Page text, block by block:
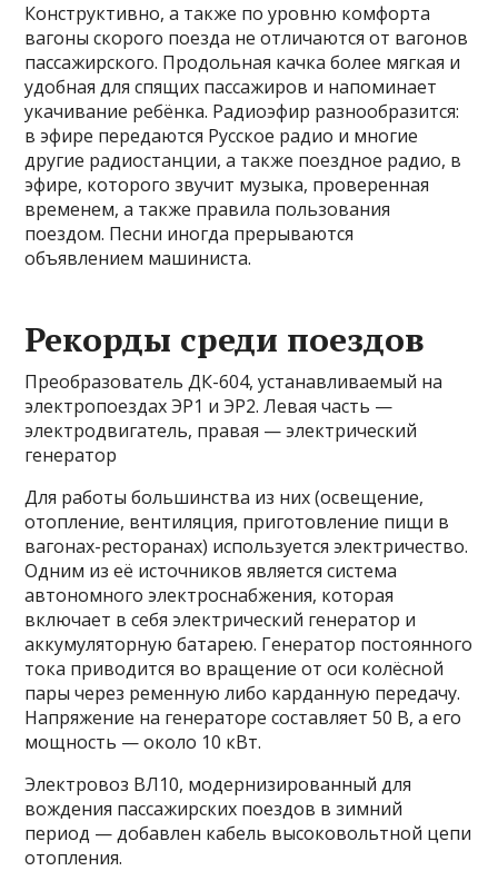
Конструктивно, а также по уровню комфорта
вагоны скорого поезда не отличаются от вагонов
пассажирского. Продольная качка более мягкая и
удобная для спящих пассажиров и напоминает
укачивание ребёнка. Радиоэфир разнообразится:
в эфире передаются Русское радио и многие
другие радиостанции, а также поездное радио, в
эфире, которого звучит музыка, проверенная
временем, а также правила пользования
поездом. Песни иногда прерываются
объявлением машиниста.
Рекорды среди поездов
Преобразователь ДК-604, устанавливаемый на
электропоездах ЭР1 и ЭР2. Левая часть —
электродвигатель, правая — электрический
генератор
Для работы большинства из них (освещение,
отопление, вентиляция, приготовление пищи в
вагонах-ресторанах) используется электричество.
Одним из её источников является система
автономного электроснабжения, которая
включает в себя электрический генератор и
аккумуляторную батарею. Генератор постоянного
тока приводится во вращение от оси колёсной
пары через ременную либо карданную передачу.
Напряжение на генераторе составляет 50 В, а его
мощность — около 10 кВт.
Электровоз ВЛ10, модернизированный для
вождения пассажирских поездов в зимний
период — добавлен кабель высоковольтной цепи
отопления.